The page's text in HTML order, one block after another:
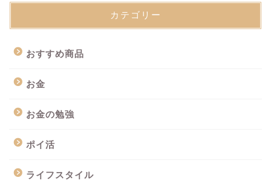
カテゴリー
おすすめ商品
お金
お金の勉強
ポイ活
ライフスタイル